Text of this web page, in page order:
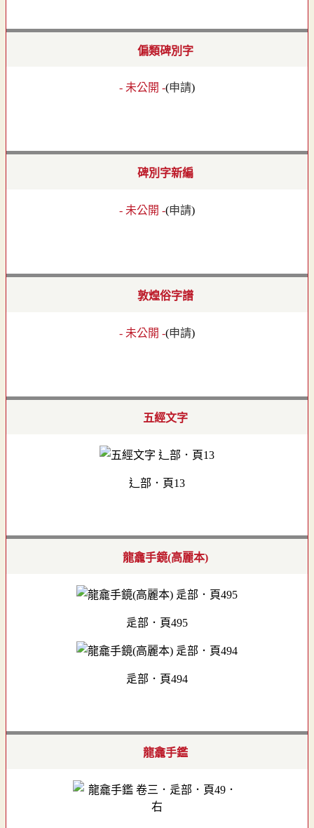
偏類碑別字
- 未公開 -(申請)
碑別字新編
- 未公開 -(申請)
敦煌俗字譜
- 未公開 -(申請)
五經文字
辶部．頁13
龍龕手鏡(高麗本)
辵部．頁495
辵部．頁494
龍龕手鑑